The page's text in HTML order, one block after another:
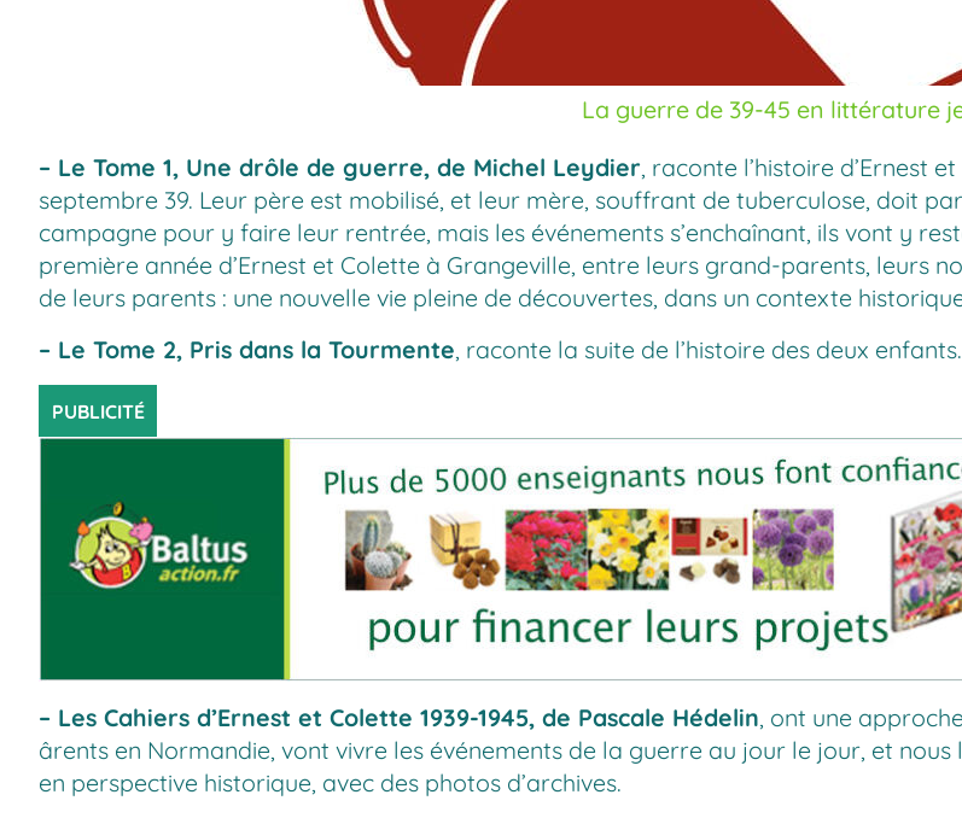
La guerre de 39-45 en littérature
– Le Tome 1, Une drôle de guerre, de Michel Leydier, raconte l’histoire d’Ernest
septembre 39. Leur père est mobilisé, et leur mère, souffrant de tuberculose, doit
campagne pour y faire leur rentrée, mais les événements s’enchaînant, ils vont y
première année d’Ernest et Colette à Grangeville, entre leurs grand-parents, leurs
de leurs parents : une nouvelle vie pleine de découvertes, dans un contexte
– Le Tome 2, Pris dans la Tourmente, raconte la suite de l’histoire des deux enfants.
PUBLICITÉ
– Les Cahiers d’Ernest et Colette 1939-1945, de Pascale Hédelin, ont une
ârents en Normandie, vont vivre les événements de la guerre au jour le jour, et
en perspective historique, avec des photos d’archives.